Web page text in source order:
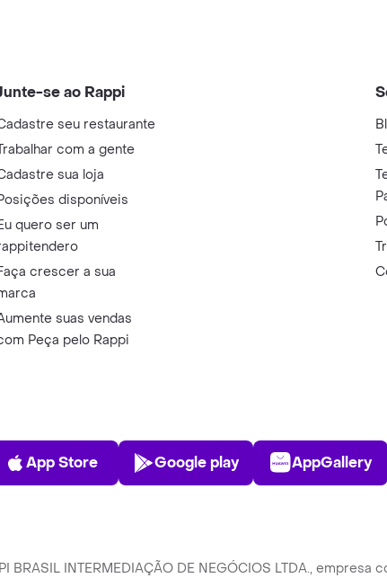
se ao Rappi
seu restaurante
com a gente
sua loja
disponíveis
quero ser um
crescer a sua
suas vendas
Peça pelo Rappi
App Store
App Store
Play Store
Google play AppGallery
INTERMEDIAÇÃO DE NEGÓCIOS LTDA., empresa